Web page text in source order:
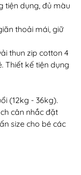
tiện dụng, đủ màu
thoải mái, giữ
thun zip cotton 4
Thiết kế tiện dụng
(12kg - 36kg).
cân nhắc đặt
size cho bé các